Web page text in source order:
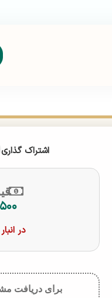
اشتراک گذاری
در
برای دریافت